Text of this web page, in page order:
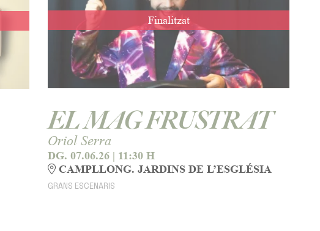
Finalitzat
EL MAG FRUSTRAT
Oriol Serra
DG. 07.06.26 | 11:30 H
CAMPLLONG. JARDINS DE L’ESGLÉSIA
GRANS ESCENARIS